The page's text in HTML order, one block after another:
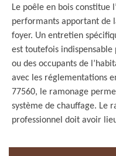
Le poêle en bois constitue
performants apportant de
foyer. Un entretien
est toutefois
ou des occupants de
avec les réglementations
77560, le ramonage
système de chauffage. Le
professionnel doit avoir